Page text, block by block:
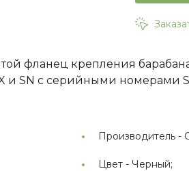
фланец крепления
SN с серийными номерами
Производитель -
Цвет - Черный;